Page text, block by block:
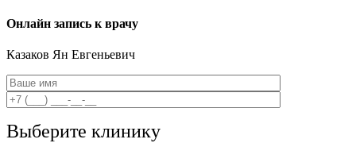
Онлайн запись к врачу
Казаков Ян Евгеньевич
Выберите клинику